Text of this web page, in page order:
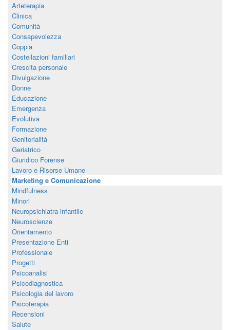
Arteterapia
Clinica
Comunità
Consapevolezza
Coppia
Costellazioni familiari
Crescita personale
Divulgazione
Donne
Educazione
Emergenza
Evolutiva
Formazione
Genitorialità
Geriatrico
Giuridico Forense
Lavoro e Risorse Umane
Marketing e Comunicazione
Mindfulness
Minori
Neuropsichiatra infantile
Neuroscienze
Orientamento
Presentazione Enti
Professionale
Progetti
Psicoanalisi
Psicodiagnostica
Psicologia del lavoro
Psicoterapia
Recensioni
Salute